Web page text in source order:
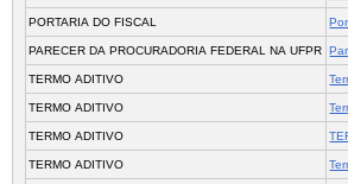
PORTARIA DO FISCAL
PARECER DA PROCURADORIA FEDERAL NA UFPR
TERMO ADITIVO
TERMO ADITIVO
TERMO ADITIVO
TERMO ADITIVO